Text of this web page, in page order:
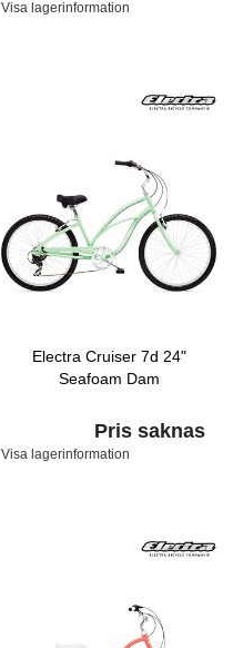
Visa lagerinformation
Electra Cruiser 7d 24"
Seafoam Dam
Pris saknas
Visa lagerinformation